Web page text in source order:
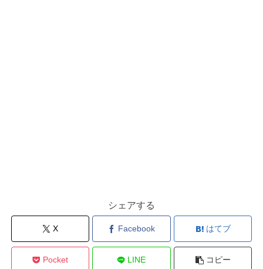
シェアする
X Facebook はてブ
Pocket LINE コピー